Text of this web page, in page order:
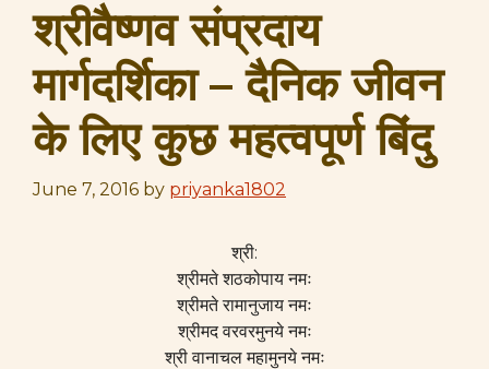
श्रीवैष्णव संप्रदाय
मार्गदर्शिका – दैनिक जीवन
के लिए कुछ महत्वपूर्ण बिंदु
June 7, 2016 by priyanka1802
श्री:
श्रीमते शठकोपाय नमः
श्रीमते रामानुजाय नमः
श्रीमद वरवरमुनये नमः
श्री वानाचल महामुनये नमः